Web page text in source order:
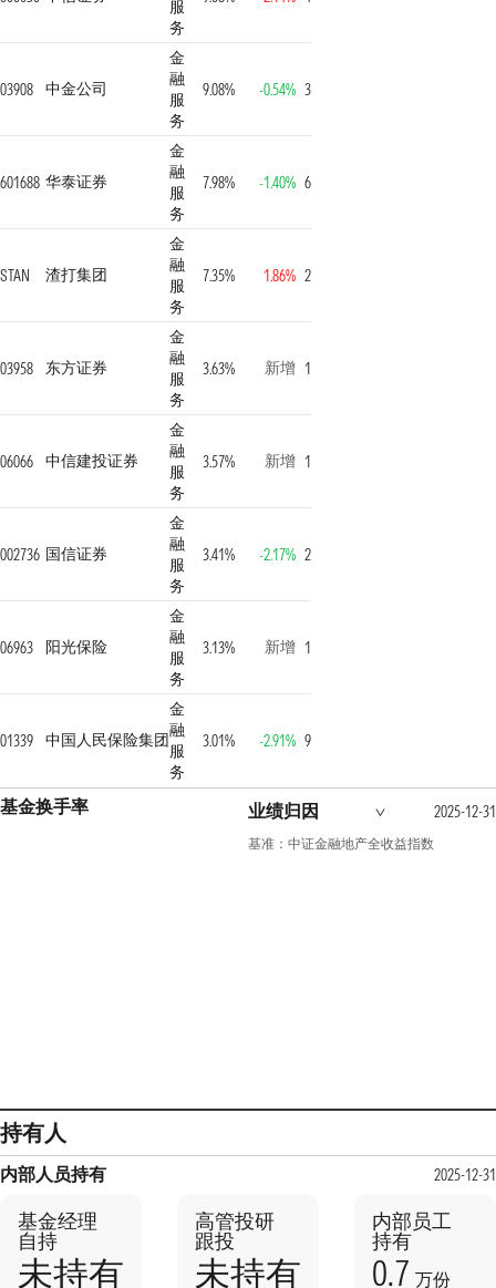
服
务
03908 中金公司
金
融
服
务
9.08% -0.54% 3
601688 华泰证券
金
融
服
务
7.98% -1.40% 6
STAN 渣打集团
金
融
服
务
7.35% 1.86% 2
03958 东方证券
金
融
服
务
3.63% 新增 1
06066 中信建投证券
金
融
服
务
3.57% 新增 1
002736 国信证券
金
融
服
务
3.41% -2.17% 2
06963 阳光保险
金
融
服
务
3.13% 新增 1
01339 中国人民保险集团
金
融
服
务
3.01% -2.91% 9
基金换手率 业绩归因 2025-12-31
基准：中证金融地产全收益指数
持有人
内部人员持有 2025-12-31
基金经理
自持
未持有
高管投研
跟投
未持有
内部员工
持有
0.7 万份